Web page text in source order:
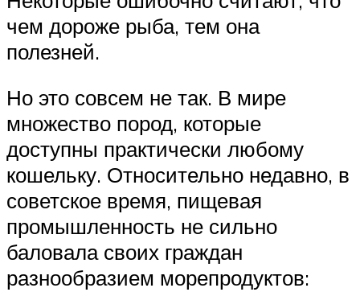
чем дороже рыба, тем она
полезней.
Но это совсем не так. В мире
множество пород, которые
доступны практически любому
кошельку. Относительно недавно, в
советское время, пищевая
промышленность не сильно
баловала своих граждан
разнообразием морепродуктов: